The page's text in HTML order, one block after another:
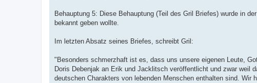
Behauptung 5: Diese Behauptung (Teil des Gril Briefes) wurde in
bekannt geben wollte.
Im letzten Absatz seines Briefes, schreibt Gril:
"Besonders schmerzhaft ist es, dass uns unsere eigenen Leute,
Doris Debenjak an Erik und Jacklitsch veröffentlicht und zwar weil
deutschen Charakters von lebenden Menschen enthalten sind.